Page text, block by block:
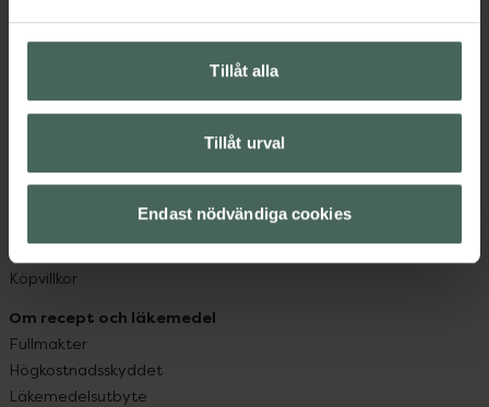
Tillåt alla
Tillåt urval
Endast nödvändiga cookies
Kundservice
Hitta apotek
Leverans, betalning och retur
Sajtens tillgänglighet
App
Köpvillkor
Om recept och läkemedel
Fullmakter
Högkostnadsskyddet
Läkemedelsutbyte